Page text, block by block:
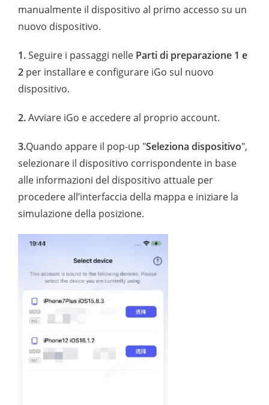
manualmente il dispositivo al primo accesso su un
nuovo dispositivo.
1.Seguire i passaggi nelle Parti di preparazione 1 e
2 per installare e configurare iGo sul nuovo
dispositivo.
2.Avviare iGo e accedere al proprio account.
3.Quando appare il pop-up "Seleziona dispositivo",
selezionare il dispositivo corrispondente in base
alle informazioni del dispositivo attuale per
procedere all’interfaccia della mappa e iniziare la
simulazione della posizione.